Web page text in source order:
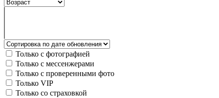
Только с фотографией
Только с мессенжерами
Только с проверенными фото
Только VIP
Только со страховкой